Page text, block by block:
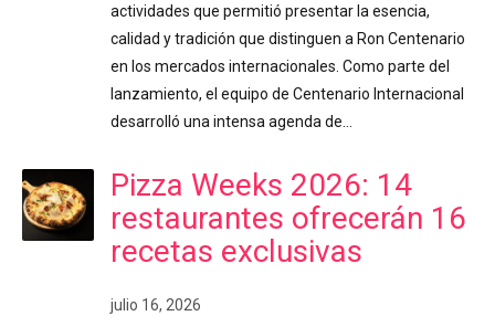
actividades que permitió presentar la esencia,
calidad y tradición que distinguen a Ron Centenario
en los mercados internacionales. Como parte del
lanzamiento, el equipo de Centenario Internacional
desarrolló una intensa agenda de…
Pizza Weeks 2026: 14
restaurantes ofrecerán 16
recetas exclusivas
julio 16, 2026